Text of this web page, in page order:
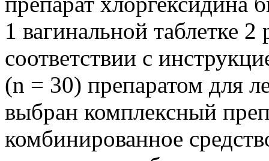
1 вагинальной таблетке 2
соответствии с
(n = 30) препаратом для
выбран комплексный
комбинированное